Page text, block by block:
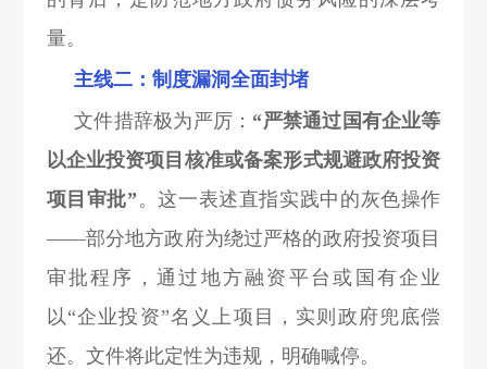
量。
主线二：制度漏洞全面封堵
文件措辞极为严厉： “严禁通过国有企业等
以企业投资项目核准或备案形式规避政府投资
项目审批” 。这一表述直指实践中的灰色操作
——部分地方政府为绕过严格的政府投资项目
审批程序，通过地方融资平台或国有企业
以“企业投资”名义上项目，实则政府兜底偿
还。文件将此定性为违规，明确喊停。